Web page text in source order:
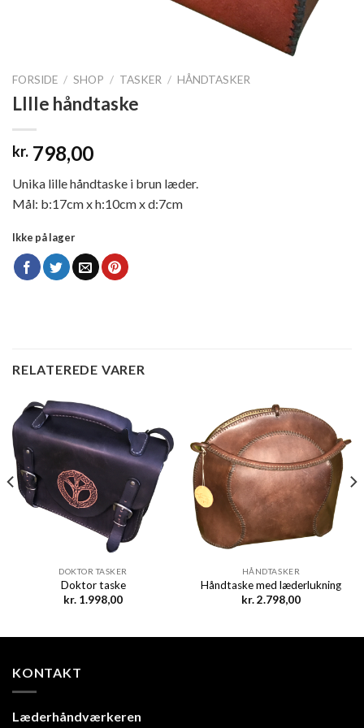
FORSIDE / SHOP / TASKER / HÅNDTASKER
LIlle håndtaske
kr. 798,00
Unika lille håndtaske i brun læder.
Mål: b:17cm x h:10cm x d:7cm
Ikke på lager
RELATEREDE VARER
DOKTOR TASKER
Doktor taske
kr. 1.998,00
HÅNDTASKER
Håndtaske med læderlukning
kr.2.798,00
KONTAKT
Læderhåndværkeren